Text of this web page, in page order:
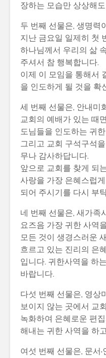
장하는 모습만 상상해
두 번째 선물은, 생명력
지난 금요일 일제히 첫
하나님께서 우리의 삶
주셔서 참 행복합니다.
이제 이 모임을 통해서
을 인도하게 될 것을 확
세 번째 선물은, 안내미
교회의 예배가 있는 때
도님들을 인도하는 귀
그리고 교회 구석구석
무나 감사하답니다.
앞으로 교회를 찾게 되
사랑을 가장 은혜스럽
되어 주시기를 다시 부
네 번째 선물은, 새가족
요즈음 가장 귀한 사역
모든 것이 생경스러운
흐르고 있는 진리의 은
입니다. 귀한사역을 하
바랍니다.
다섯 번째 선물은, 영상
보이지 않는 곳에서 교
녹화하여 은혜로운 편
해내는 귀한 사역을 하
여섯 번째 선물은, 문서